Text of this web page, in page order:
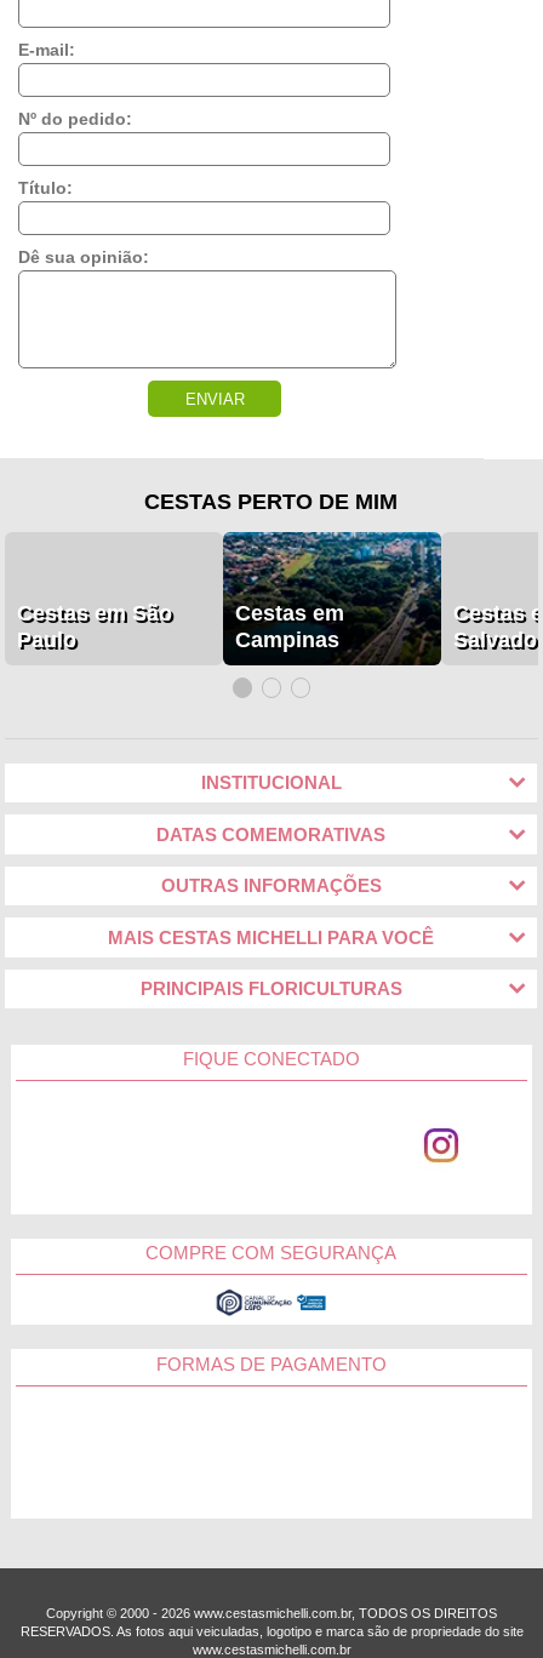
E-mail:
Nº do pedido:
Título:
Dê sua opinião:
ENVIAR
CESTAS PERTO DE MIM
Cestas em São
Paulo
Cestas em
Campinas
Cestas
INSTITUCIONAL
DATAS COMEMORATIVAS
OUTRAS INFORMAÇÕES
MAIS CESTAS MICHELLI PARA VOCÊ
PRINCIPAIS FLORICULTURAS
FIQUE CONECTADO
COMPRE COM SEGURANÇA
FORMAS DE PAGAMENTO
Copyright © 2000 - ­2026 www.cestasmichelli.com.br, TODOS OS DIREITOS
RESERVADOS. As fotos aqui veiculadas, logotipo e marca são de propriedade do site
www.cestasmichelli.com.br